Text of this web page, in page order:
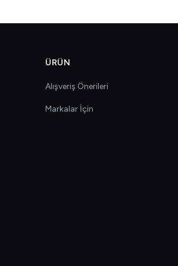
ÜRÜN
Alışveriş Önerileri
Markalar İçin